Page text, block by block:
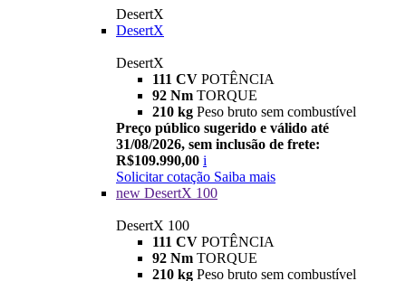
DesertX
DesertX
DesertX
111 CV POTÊNCIA
92 Nm TORQUE
210 kg Peso bruto sem combustível
Preço público sugerido e válido até
31/08/2026, sem inclusão de frete:
R$109.990,00 i
Solicitar cotação Saiba mais
new DesertX 100
DesertX 100
111 CV POTÊNCIA
92 Nm TORQUE
210 kg Peso bruto sem combustível